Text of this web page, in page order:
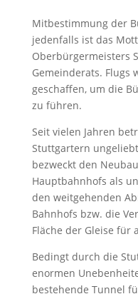
Mitbestimmung der
jedenfalls ist das
Oberbürgermeisters
Gemeinderats. Flugs
geschaffen, um die
zu führen.
Seit vielen Jahren
Stuttgartern
bezweckt den
Hauptbahnhofs als
den weitgehenden
Bahnhofs bzw. die
Fläche der Gleise für
Bedingt durch die
enormen
bestehende Tunnel